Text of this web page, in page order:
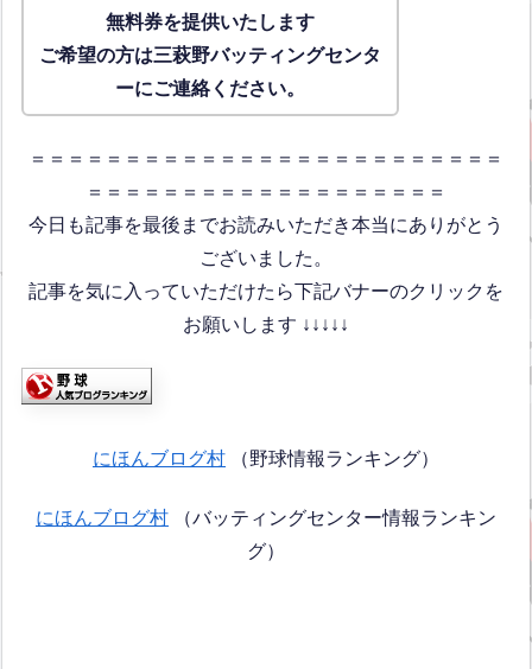
無料券を提供いたします
ご希望の方は三萩野バッティングセンタ
ーにご連絡ください。
＝＝＝＝＝＝＝＝＝＝＝＝＝＝＝＝＝＝＝＝＝＝＝＝＝
＝＝＝＝＝＝＝＝＝＝＝＝＝＝＝＝＝＝＝
今日も記事を最後までお読みいただき本当にありがとう
ございました。
記事を気に入っていただけたら下記バナーのクリックを
お願いします ↓↓↓↓↓
にほんブログ村 （野球情報ランキング）
にほんブログ村 （バッティングセンター情報ランキン
グ）